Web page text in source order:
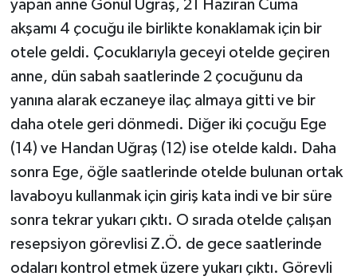
yapan anne Gönül Uğraş, 21 Haziran Cuma
akşamı 4 çocuğu ile birlikte konaklamak için bir
otele geldi. Çocuklarıyla geceyi otelde geçiren
anne, dün sabah saatlerinde 2 çocuğunu da
yanına alarak eczaneye ilaç almaya gitti ve bir
daha otele geri dönmedi. Diğer iki çocuğu Ege
(14) ve Handan Uğraş (12) ise otelde kaldı. Daha
sonra Ege, öğle saatlerinde otelde bulunan ortak
lavaboyu kullanmak için giriş kata indi ve bir süre
sonra tekrar yukarı çıktı. O sırada otelde çalışan
resepsiyon görevlisi Z.Ö. de gece saatlerinde
odaları kontrol etmek üzere yukarı çıktı. Görevli